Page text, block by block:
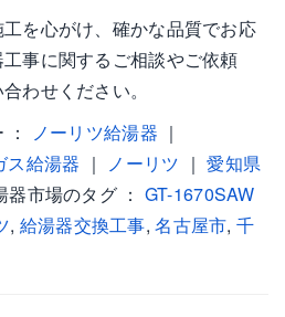
を心がけ、確かな品質でお応
事に関するご相談やご依頼
わせください。
ノーリツ給湯器 ｜
ス給湯器 ｜ ノーリツ ｜愛知県
器市場のタグ ： GT-1670SAW
, 給湯器交換工事,名古屋市, 千